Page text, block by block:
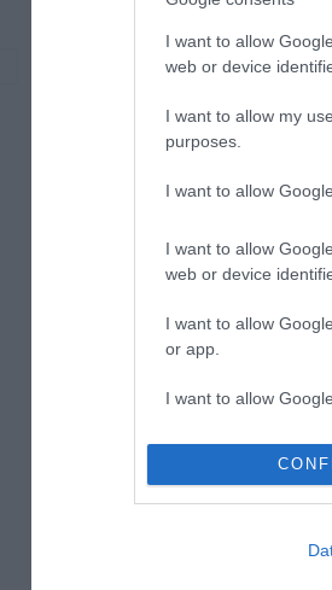
I want to allow
web or device
I want to allow my
purposes.
I want to allow
I want to allow
web or device
I want to allow
or app.
I want to allow
I want to allow
authentication